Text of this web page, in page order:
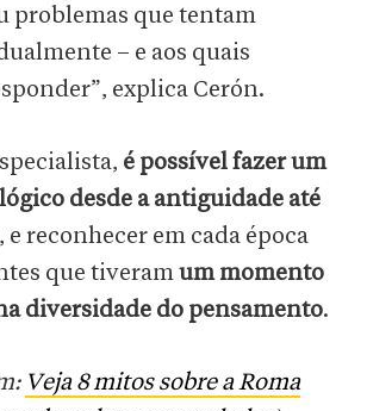
problemas que tentam
– e aos quais
explica Cerón.
é possível fazer um
desde a antiguidade até
, e reconhecer em cada época
que tiveramum momento
diversidade do pensamento.
Veja 8 mitos sobre a Roma